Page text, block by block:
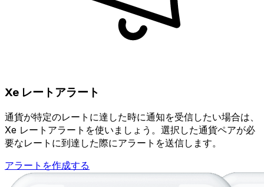
Xe レートアラート
通貨が特定のレートに達した時に通知を受信したい場合は、
Xe レートアラートを使いましょう。選択した通貨ペアが必
要なレートに到達した際にアラートを送信します。
アラートを作成する